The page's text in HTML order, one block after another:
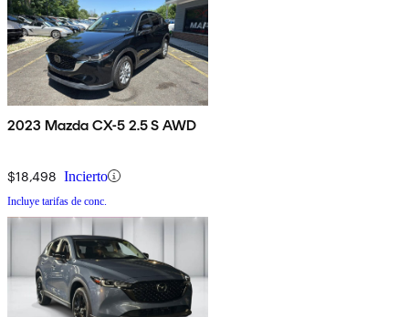
2023 Mazda CX-5 2.5 S AWD
$18,498 Incierto
Incluye tarifas de conc.